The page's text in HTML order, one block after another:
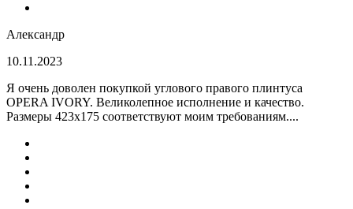
Александр
10.11.2023
Я очень доволен покупкой углового правого плинтуса
OPERA IVORY. Великолепное исполнение и качество.
Размеры 423х175 соответствуют моим требованиям....